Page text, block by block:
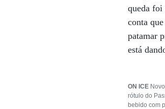
queda foi
conta
patamar
está
ON ICE
rótulo do
bebido com